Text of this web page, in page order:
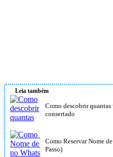
Leia também
Como descobrir
consertado
Como Reservar Nome
Passo)